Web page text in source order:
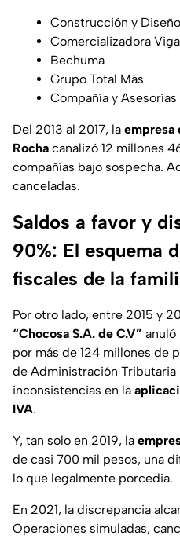
Construcción y
Comercializadora
Bechuma
Grupo Total Más
Compañía y Asesorías
Del 2013 al 2017, la empresa
Rocha canalizó 12 millones
compañías bajo sospecha.
canceladas.
Saldos a favor y
90%: El esquema
fiscales de la
Por otro lado, entre 2015 y
“Chocosa S.A. de C.V” anuló
por más de 124 millones de
de Administración Tributaria
inconsistencias en la
IVA.
Y, tan solo en 2019, la
de casi 700 mil pesos, una
lo que legalmente porcedia.
En 2021, la discrepancia
Operaciones simuladas,